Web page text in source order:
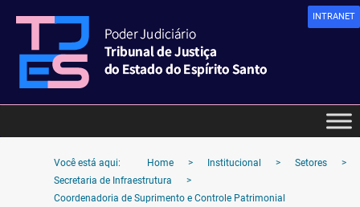
INTRANET
Você está aqui: Home > Institucional > Setores
>
Secretaria de Infraestrutura
>
Coordenadoria de Suprimento e Controle Patrimonial